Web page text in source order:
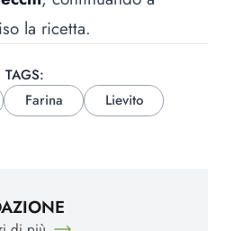
la ricetta.
TAGS:
Farina
Lievito